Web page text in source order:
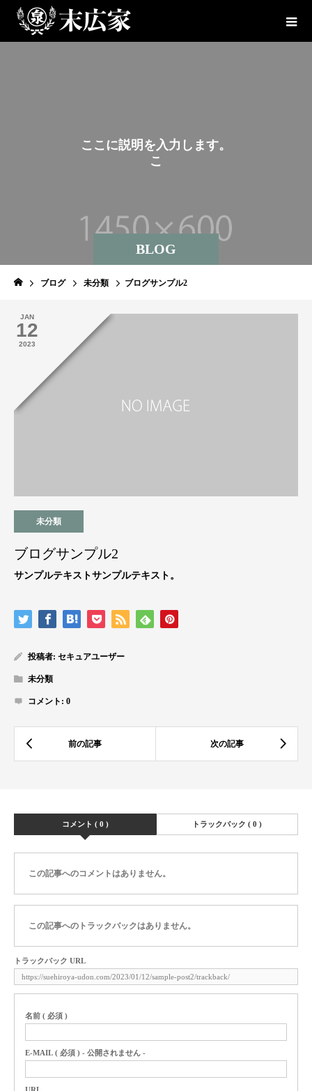
BLOG
こ こに説明 を入力 し ます。
こ
ブログ 未分類 ブログサンプル2
JAN
12
2023
未分類
ブログサンプル2
サンプルテキストサンプルテキスト。
投稿者: セキュアユーザー
未分類
コメント: 0
コメント ( 0 ) トラックバック ( 0 )
この記事へのコメントはありません。
この記事へのトラックバックはありません。
トラックバック URL
名前 ( 必須 )
E-MAIL ( 必須 ) - 公開されません -